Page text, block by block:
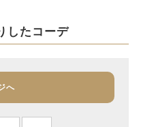
したコーデ
へ